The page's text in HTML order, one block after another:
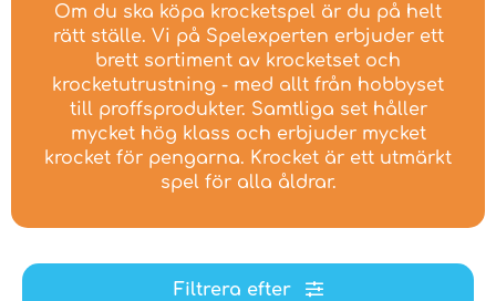
Om du ska köpa krocketspel är du på helt
rätt ställe. Vi på Spelexperten erbjuder ett
brett sortiment av krocketset och
krocketutrustning - med allt från hobbyset
till proffsprodukter. Samtliga set håller
mycket hög klass och erbjuder mycket
krocket för pengarna. Krocket är ett utmärkt
spel för alla åldrar.
Filtrera efter